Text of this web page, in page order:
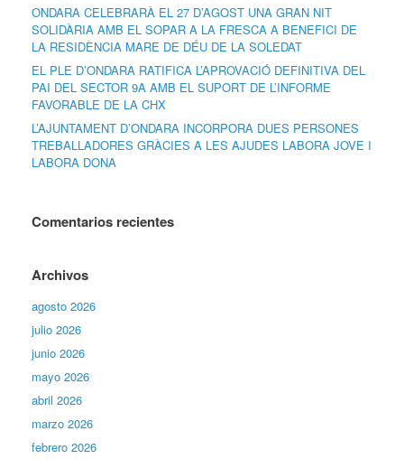
ONDARA CELEBRARÀ EL 27 D’AGOST UNA GRAN NIT
SOLIDÀRIA AMB EL SOPAR A LA FRESCA A BENEFICI DE
LA RESIDÈNCIA MARE DE DÉU DE LA SOLEDAT
EL PLE D’ONDARA RATIFICA L’APROVACIÓ DEFINITIVA DEL
PAI DEL SECTOR 9A AMB EL SUPORT DE L’INFORME
FAVORABLE DE LA CHX
L’AJUNTAMENT D’ONDARA INCORPORA DUES PERSONES
TREBALLADORES GRÀCIES A LES AJUDES LABORA JOVE I
LABORA DONA
Comentarios recientes
Archivos
agosto 2026
julio 2026
junio 2026
mayo 2026
abril 2026
marzo 2026
febrero 2026